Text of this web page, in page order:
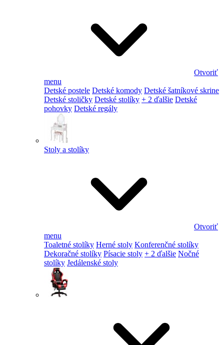
Otvoriť
menu
Detské postele Detské komody Detské šatníkové skrine
Detské stoličky Detské stolíky + 2 ďalšie Detské
pohovky Detské regály
Stoly a stolíky
Otvoriť
menu
Toaletné stolíky Herné stoly Konferenčné stolíky
Dekoračné stolíky Písacie stoly + 2 ďalšie Nočné
stolíky Jedálenské stoly